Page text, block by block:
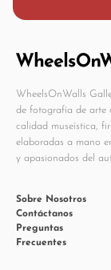
WheelsOnWalls
de fotografía de arte
calidad museística,
elaboradas a mano
y apasionados del
Sobre Nosotros
Contáctanos
Preguntas
Frecuentes